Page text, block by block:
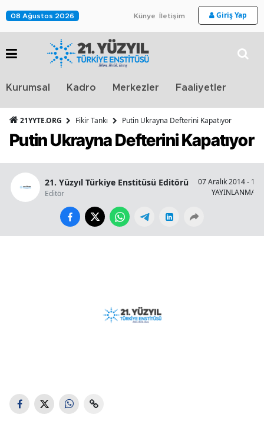
08 Ağustos 2026 Künye İletişim Giriş Yap
Kurumsal Kadro Merkezler Faaliyetler
21YYTE.ORG Fikir Tankı Putin Ukrayna Defterini Kapatıyor
Putin Ukrayna Defterini Kapatıyor
21. Yüzyıl Türkiye Enstitüsü Editörü
Editör
07 Aralık 2014 -
YAYINLANMA